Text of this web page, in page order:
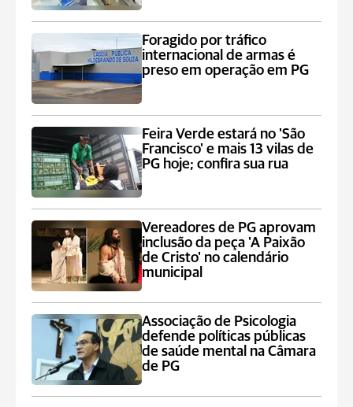
Foragido por tráfico
internacional de armas é
preso em operação em PG
Feira Verde estará no 'São
Francisco' e mais 13 vilas de
PG hoje; confira sua rua
Vereadores de PG aprovam
inclusão da peça 'A Paixão
de Cristo' no calendário
municipal
Associação de Psicologia
defende políticas públicas
de saúde mental na Câmara
de PG